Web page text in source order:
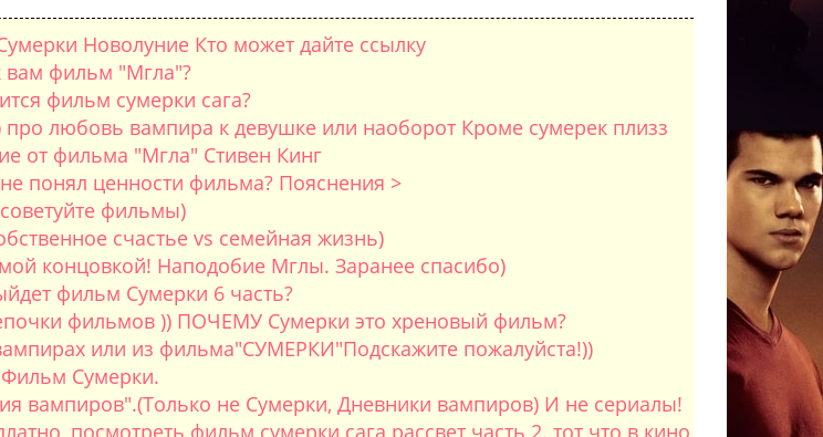
Новолуние Кто может дайте ссылку
вам фильм "Мгла"?
фильм сумерки сага?
любовь вампира к девушке или наоборот Кроме сумерек плизз
от фильма "Мгла" Стивен Кинг
понял ценности фильма? Пояснения >
фильмы)
счастье vs семейная жизнь)
концовкой! Наподобие Мглы. Заранее спасибо)
фильм Сумерки 6 часть?
фильмов )) ПОЧЕМУ Сумерки это хреновый фильм?
или из фильма"СУМЕРКИ"Подскажите пожалуйста!))
Фильм Сумерки.
вампиров".(Только не Сумерки, Дневники вампиров) И не сериалы!
посмотреть фильм сумерки сага рассвет часть 2. тот что в кино